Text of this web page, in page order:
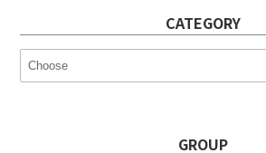
CATEGORY
GROUP